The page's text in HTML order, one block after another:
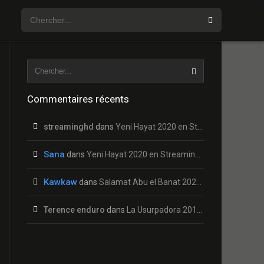
Commentaires récents
streaminghd dans Yeni Hayat 2020 en Streaming HD Gratuit !
Sana dans Yeni Hayat 2020 en Streaming HD Gratuit !
Kawkaw dans Salamat Abu el Banat 2020 en Streaming HD Gratuit !
Terence enduro dans La Usurpadora 2019 en Streaming HD Gratuit !